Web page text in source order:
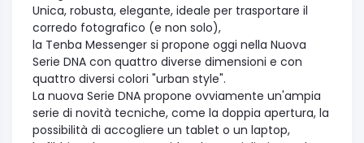
Unica, robusta, elegante, ideale per trasportare il
corredo fotografico (e non solo),
la Tenba Messenger si propone oggi nella Nuova
Serie DNA con quattro diverse dimensioni e con
quattro diversi colori "urban style".
La nuova Serie DNA propone ovviamente un'ampia
serie di novità tecniche, come la doppia apertura, la
possibilità di accogliere un tablet o un laptop,